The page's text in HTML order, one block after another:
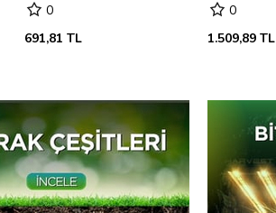
0
1.509,89 TL
0
7.082,38 TL